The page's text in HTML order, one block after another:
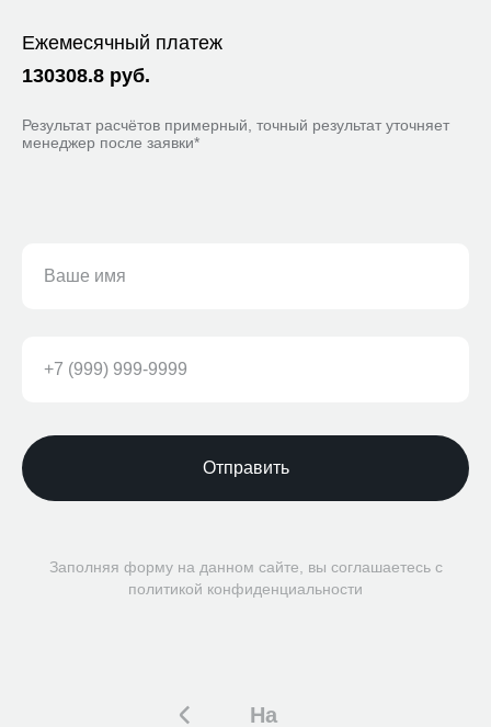
Ежемесячный платеж
130308.8 руб.
Результат расчётов примерный, точный результат уточняет
менеджер после заявки*
Отправить
Заполняя форму на данном сайте, вы соглашаетесь с
политикой конфиденциальности
На